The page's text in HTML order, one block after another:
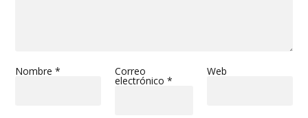
Nombre* Correo
electrónico *
Web